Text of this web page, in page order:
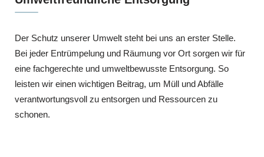
Der Schutz unserer Umwelt steht bei uns an erster Stelle.
Bei jeder Entrümpelung und Räumung vor Ort sorgen wir für
eine fachgerechte und umweltbewusste Entsorgung. So
leisten wir einen wichtigen Beitrag, um Müll und Abfälle
verantwortungsvoll zu entsorgen und Ressourcen zu
schonen.